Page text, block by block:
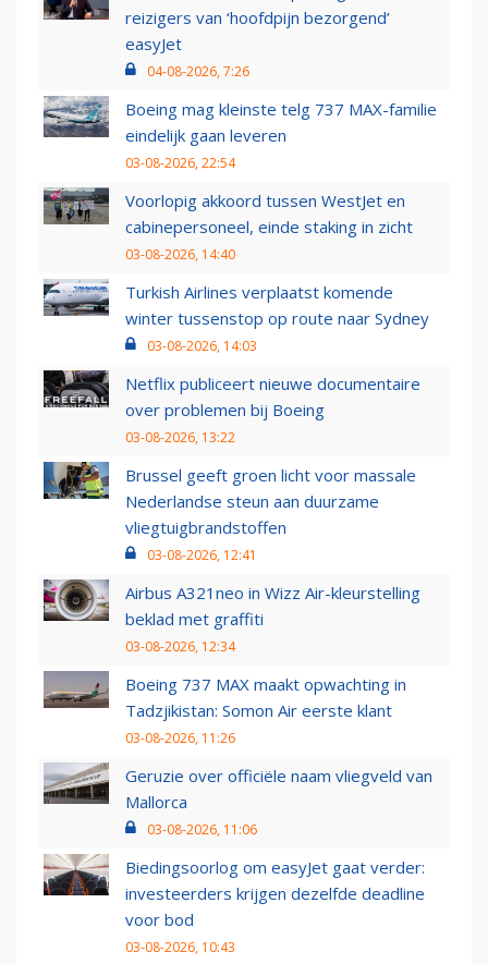
reizigers van ‘hoofdpijn bezorgend’
easyJet
04-08-2026, 7:26
Boeing mag kleinste telg 737 MAX-familie
eindelijk gaan leveren
03-08-2026, 22:54
Voorlopig akkoord tussen WestJet en
cabinepersoneel, einde staking in zicht
03-08-2026, 14:40
Turkish Airlines verplaatst komende
winter tussenstop op route naar Sydney
03-08-2026, 14:03
Netflix publiceert nieuwe documentaire
over problemen bij Boeing
03-08-2026, 13:22
Brussel geeft groen licht voor massale
Nederlandse steun aan duurzame
vliegtuigbrandstoffen
03-08-2026, 12:41
Airbus A321neo in Wizz Air-kleurstelling
beklad met graffiti
03-08-2026, 12:34
Boeing 737 MAX maakt opwachting in
Tadzjikistan: Somon Air eerste klant
03-08-2026, 11:26
Geruzie over officiële naam vliegveld van
Mallorca
03-08-2026, 11:06
Biedingsoorlog om easyJet gaat verder:
investeerders krijgen dezelfde deadline
voor bod
03-08-2026, 10:43